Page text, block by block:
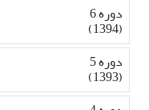
دوره 6
(1394)
دوره 5
(1393)